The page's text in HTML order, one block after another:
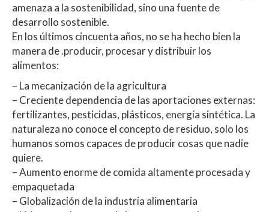
amenaza a la sostenibilidad, sino una fuente de
desarrollo sostenible.
En los últimos cincuenta años, no se ha hecho bien la
manera de .producir, procesar y distribuir los
alimentos:
– La mecanización de la agricultura
– Creciente dependencia de las aportaciones externas:
fertilizantes, pesticidas, plásticos, energía sintética. La
naturaleza no conoce el concepto de residuo, solo los
humanos somos capaces de producir cosas que nadie
quiere.
– Aumento enorme de comida altamente procesada y
empaquetada
– Globalización de la industria alimentaria